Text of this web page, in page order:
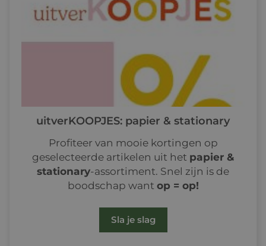
uitverKOOPJES: papier & stationary
Profiteer van mooie kortingen op
geselecteerde artikelen uit het papier &
stationary-assortiment. Snel zijn is de
boodschap want op = op!
Sla je slag